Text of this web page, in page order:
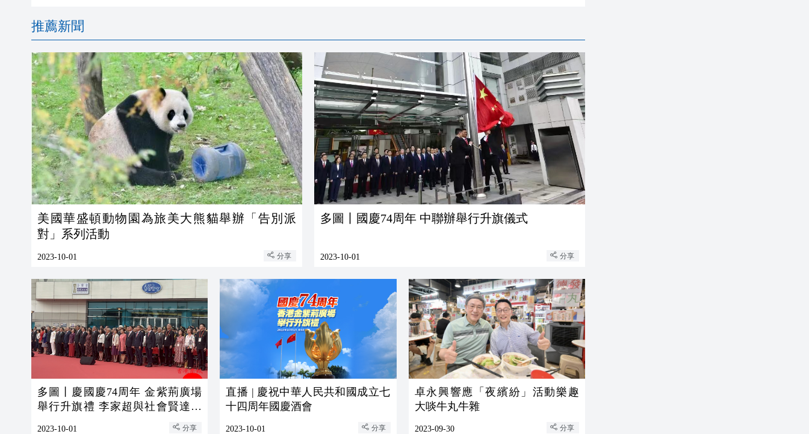
推薦新聞
美國華盛頓動物園為旅美大熊貓舉辦「告別派
對」系列活動
2023-10-01 分享
多圖丨國慶74周年 中聯辦舉行升旗儀式
2023-10-01 分享
多圖丨慶國慶74周年 金紫荊廣場
舉行升旗禮 李家超與社會賢達出
2023-10-01 分享
直播 | 慶祝中華人民共和國成立七
十四周年國慶酒會
2023-10-01 分享
卓永興響應「夜繽紛」活動樂趣
大啖牛丸牛雜
2023-09-30 分享